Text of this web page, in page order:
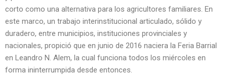
corto como una alternativa para los agricultores familiares. En
este marco, un trabajo interinstitucional articulado, sólido y
duradero, entre municipios, instituciones provinciales y
nacionales, propició que en junio de 2016 naciera la Feria Barrial
en Leandro N. Alem, la cual funciona todos los miércoles en
forma ininterrumpida desde entonces.